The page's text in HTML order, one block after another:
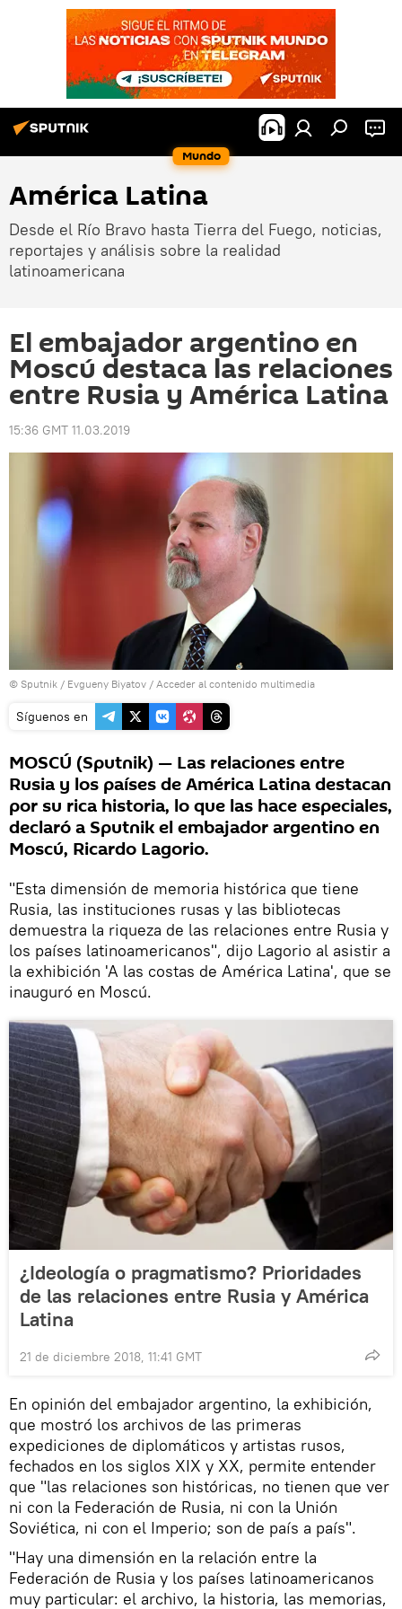
Mundo
América Latina
Desde el Río Bravo hasta Tierra del Fuego, noticias,
reportajes y análisis sobre la realidad
latinoamericana
El embajador argentino en
Moscú destaca las relaciones
entre Rusia y América Latina
15:36 GMT 11.03.2019
© Sputnik / Evgueny Biyatov / Acceder al contenido multimedia
Síguenos en
MOSCÚ (Sputnik) — Las relaciones entre
Rusia y los países de América Latina destacan
por su rica historia, lo que las hace especiales,
declaró a Sputnik el embajador argentino en
Moscú, Ricardo Lagorio.
"Esta dimensión de memoria histórica que tiene
Rusia, las instituciones rusas y las bibliotecas
demuestra la riqueza de las relaciones entre Rusia y
los países latinoamericanos", dijo Lagorio al asistir a
la exhibición 'A las costas de América Latina', que se
inauguró en Moscú.
¿Ideología o pragmatismo? Prioridades
de las relaciones entre Rusia y América
Latina
21 de diciembre 2018, 11:41 GMT
En opinión del embajador argentino, la exhibición,
que mostró los archivos de las primeras
expediciones de diplomáticos y artistas rusos,
fechados en los siglos XIX y XX, permite entender
que "las relaciones son históricas, no tienen que ver
ni con la Federación de Rusia, ni con la Unión
Soviética, ni con el Imperio; son de país a país".
"Hay una dimensión en la relación entre la
Federación de Rusia y los países latinoamericanos
muy particular: el archivo, la historia, las memorias,